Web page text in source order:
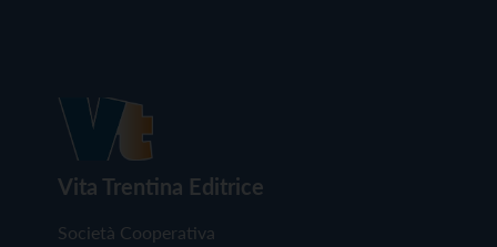
Vita Trentina Editrice
Società Cooperativa